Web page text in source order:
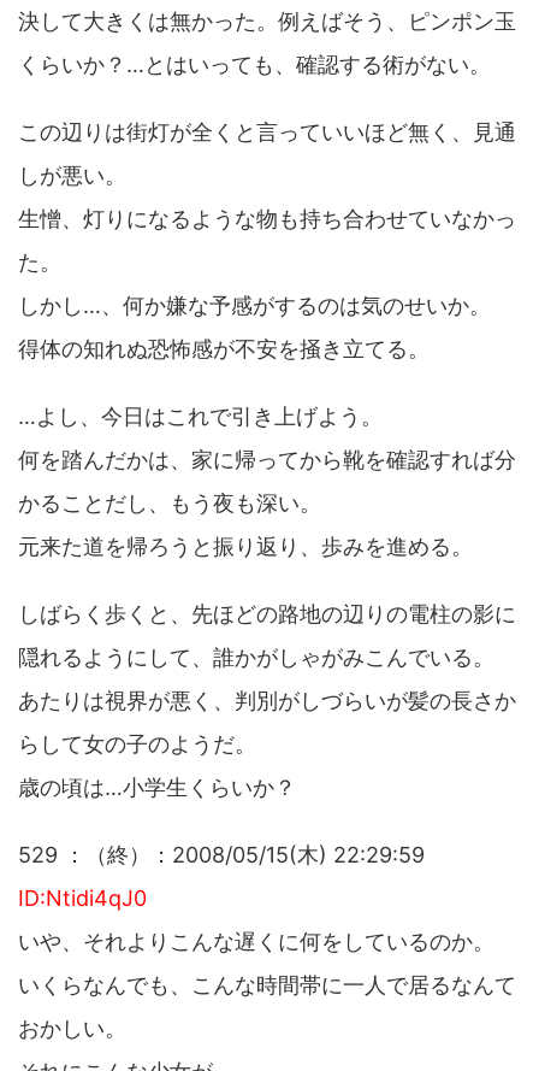
決して大きくは無かった。例えばそう、ピンポン玉
くらいか？…とはいっても、確認する術がない。
この辺りは街灯が全くと言っていいほど無く、見通
しが悪い。
生憎、灯りになるような物も持ち合わせていなかっ
た。
しかし…、何か嫌な予感がするのは気のせいか。
得体の知れぬ恐怖感が不安を掻き立てる。
…よし、今日はこれで引き上げよう。
何を踏んだかは、家に帰ってから靴を確認すれば分
かることだし、もう夜も深い。
元来た道を帰ろうと振り返り、歩みを進める。
しばらく歩くと、先ほどの路地の辺りの電柱の影に
隠れるようにして、誰かがしゃがみこんでいる。
あたりは視界が悪く、判別がしづらいが髪の長さか
らして女の子のようだ。
歳の頃は…小学生くらいか？
529 ：（終）：2008/05/15(木) 22:29:59
ID:Ntidi4qJ0
いや、それよりこんな遅くに何をしているのか。
いくらなんでも、こんな時間帯に一人で居るなんて
おかしい。